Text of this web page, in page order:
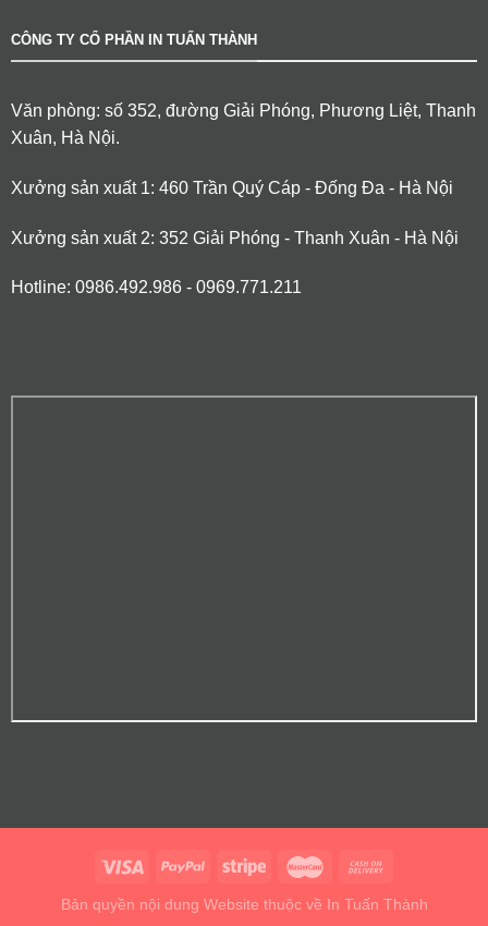
CÔNG TY CỔ PHẦN IN TUẤN THÀNH
Văn phòng: số 352, đường Giải Phóng, Phương Liệt, Thanh
Xuân, Hà Nội.
Xưởng sản xuất 1: 460 Trần Quý Cáp - Đống Đa - Hà Nội
Xưởng sản xuất 2: 352 Giải Phóng - Thanh Xuân - Hà Nội
Hotline: 0986.492.986 - 0969.771.211
Bản quyền nội dung Website thuộc về In Tuấn Thành